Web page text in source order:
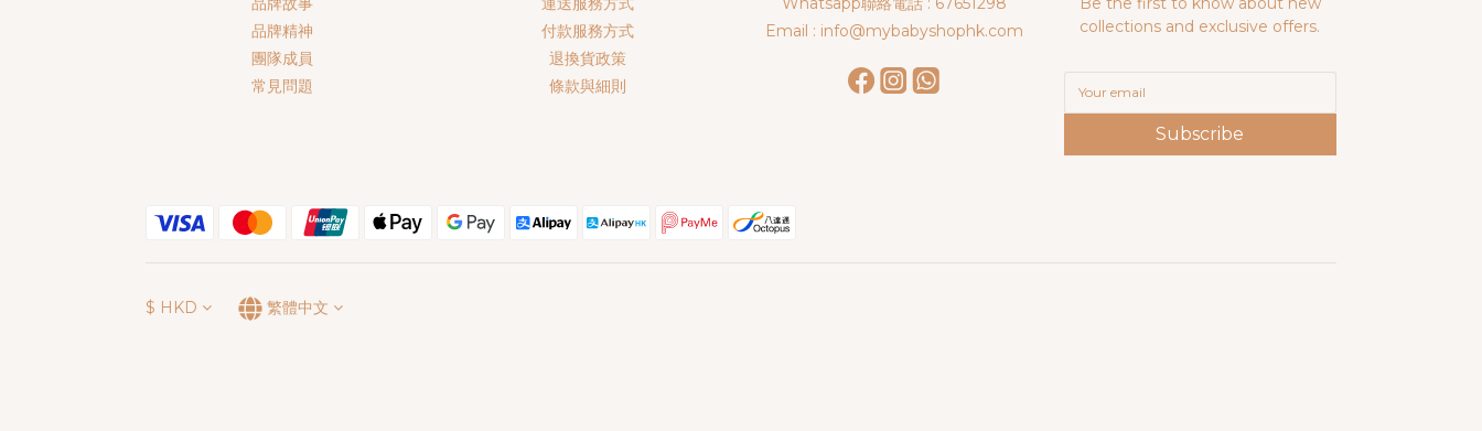
品牌精神
團隊成員
常見問題
付款服務方式
退換貨政策
條款與細則
Email : info@mybabyshophk.com
collections and exclusive offers.
Subscribe
$ HKD 繁體中文